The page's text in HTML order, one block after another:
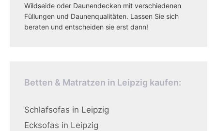
Wildseide oder Daunendecken mit verschiedenen
Füllungen und Daunenqualitäten. Lassen Sie sich
beraten und entscheiden sie erst dann!
Betten & Matratzen in Leipzig kaufen:
Schlafsofas in Leipzig
Ecksofas in Leipzig